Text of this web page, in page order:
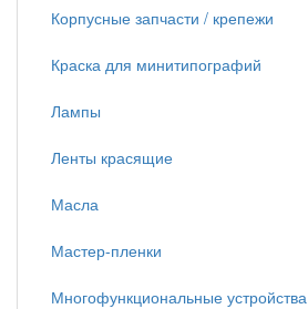
Корпусные запчасти / крепежи
Краска для минитипографий
Лампы
Ленты красящие
Масла
Мастер-пленки
Многофункциональные устройства